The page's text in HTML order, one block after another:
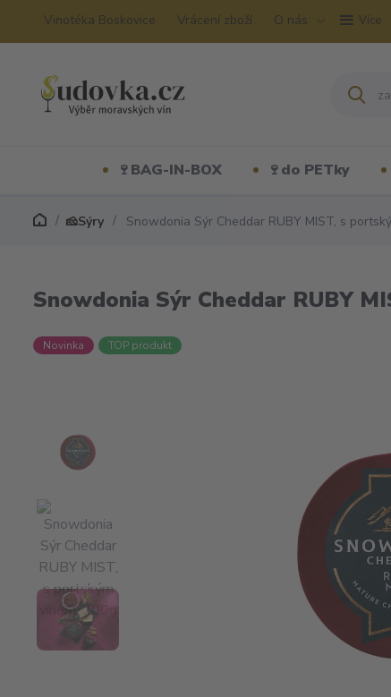
Vinotéka Boskovice Vrácení zboží O nás Více
🍷BAG-IN-BOX 🍷do PETky
🧀Sýry Snowdonia Sýr Cheddar RUBY MIST, s
Snowdonia Sýr Cheddar RUBY
Novinka TOP produkt